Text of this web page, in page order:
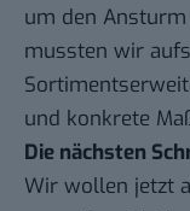
um den
mussten wir
und konkrete
Die nächsten
Wir wollen jetzt